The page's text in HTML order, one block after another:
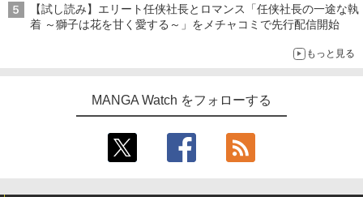
【試し読み】エリート任侠社長とロマンス「任侠社長の一途な執
着 ～獅子は花を甘く愛する～」をメチャコミで先行配信開始
もっと見る
MANGA Watch をフォローする